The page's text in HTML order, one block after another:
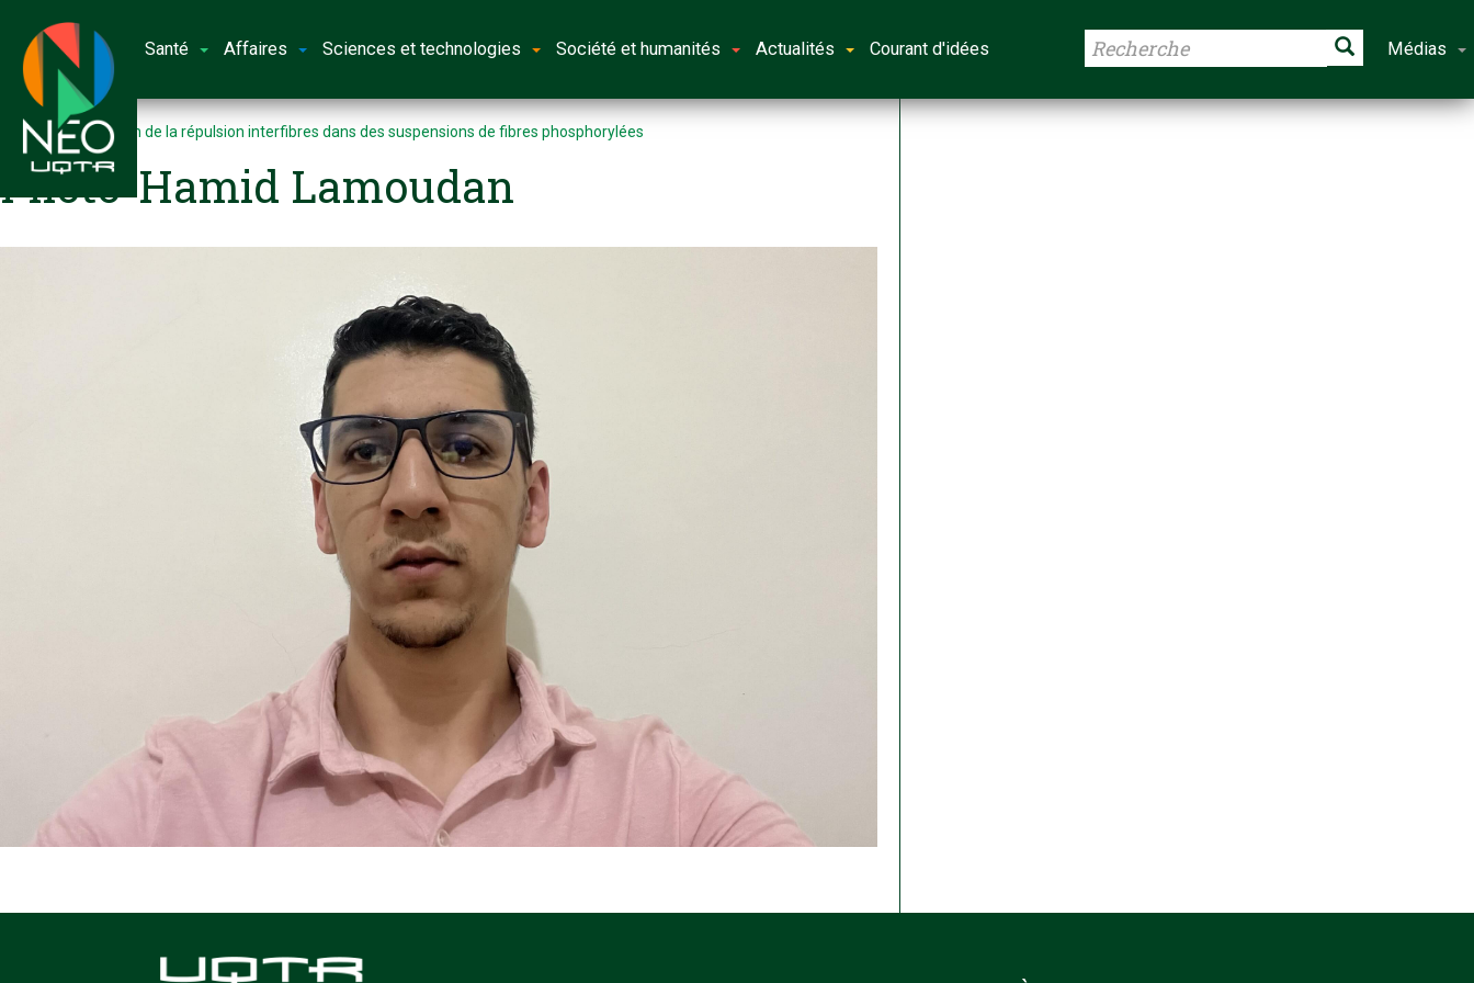
Santé Affaires Sciences et technologies Société et humanités Actualités Courant d'idées Médias
Accueil Réduction de la répulsion interfibres dans des suspensions de fibres phosphorylées
Photo-Hamid Lamoudan